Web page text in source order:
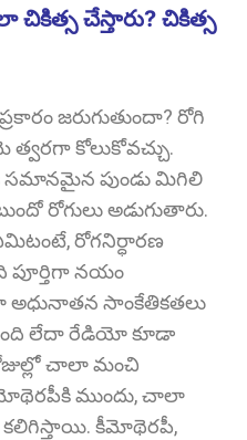
చేస్తారు? చికిత్స
జరుగుతుందా? రోగి
త్వరగా కోలుకోవచ్చు.
పుండు మిగిలి
రోగులు అడుగుతారు.
రోగనిర్ధారణ
నయం
సాంకేతికతలు
ఉంది లేదా రేడియో కూడా
చాలా మంచి
ముందు, చాలా
కీమోథెరపీ,